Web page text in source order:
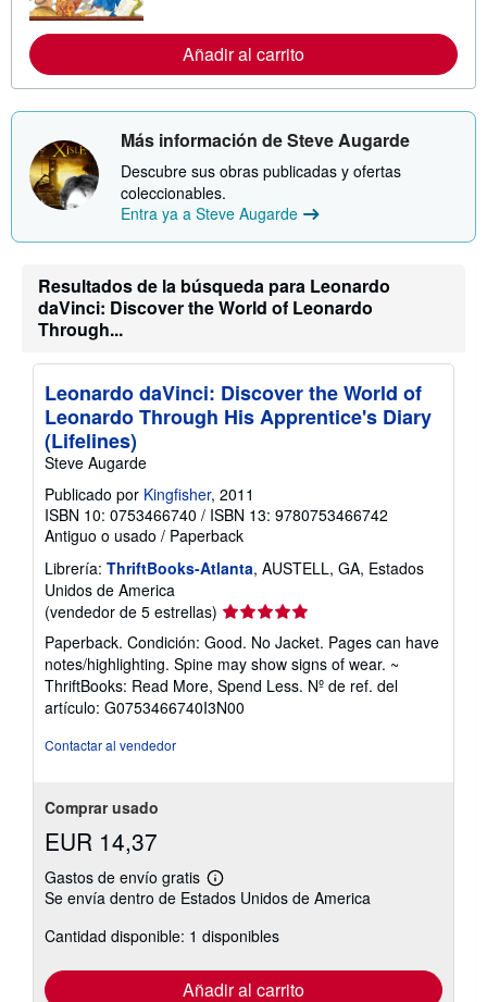
m
a
c
ó
s
e
s
t
a
s
d
o
Añadir al carrito
Más información de Steve Augarde
Descubre sus obras publicadas y ofertas
coleccionables.
Entra ya a Steve Augarde
Resultados de la búsqueda para Leonardo
daVinci: Discover the World of Leonardo
Through...
Leonardo daVinci: Discover the World of
Leonardo Through His Apprentice's Diary
(Lifelines)
Steve Augarde
Publicado por Kingfisher, 2011
ISBN 10: 0753466740 / ISBN 13: 9780753466742
Antiguo o usado / Paperback
Librería: ThriftBooks-Atlanta, AUSTELL, GA, Estados
Unidos de America
(vendedor de 5 estrellas) Calificación
del
vendedor:
5
de
5
Paperback. Condición: Good. No Jacket. Pages can have
notes/highlighting. Spine may show signs of wear. ~
ThriftBooks: Read More, Spend Less. Nº de ref. del
artículo: G0753466740I3N00
Contactar al vendedor
Comprar usado
EUR 14,37
Gastos de envío gratis
Más
información
las
tarifas
envío
Se envía dentro de Estados Unidos de America
Cantidad disponible: 1 disponibles
Añadir al carrito